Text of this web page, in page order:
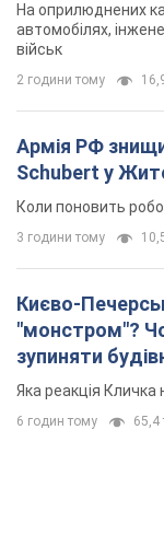
На оприлюднених
автомобілях,
військ
2 години тому
Армія РФ
Schubert у
Коли поновить
3 години тому
Києво-
"монстром"?
зупиняти
"московського
Яка реакція
6 годин тому 65,4